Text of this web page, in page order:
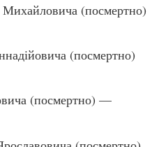
(посмертно)
(посмертно)
(посмертно) —